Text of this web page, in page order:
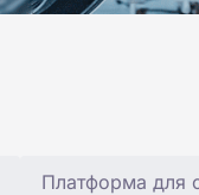
Платформа для